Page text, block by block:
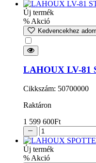
Új termék
% Akció
Kedvencekhez adom
LAHOUX LV-81
Cikkszám: 50700000
Raktáron
1 599 600Ft
Új termék
% Akció